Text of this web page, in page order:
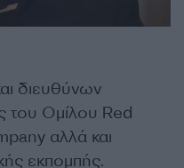
διευθύνων
του Ομίλου Red
αλλά και
εκπομπής.